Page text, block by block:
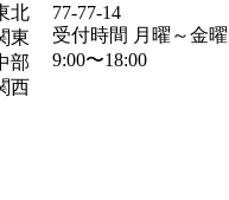
北
東
部
西
77-77-14
受付時間 月曜～金曜
9:00〜18:00